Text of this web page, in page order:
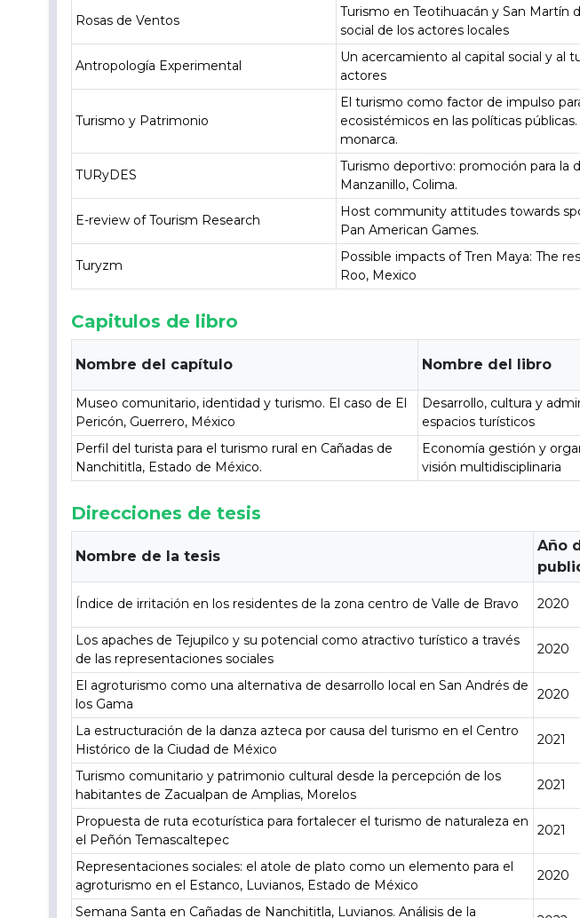
Rosas de Ventos
Turismo en Teotihuacán y San Martín
social de los actores locales
Antropología Experimental
Un acercamiento al capital social y al
actores
Turismo y Patrimonio
El turismo como factor de impulso
ecosistémicos en las políticas
monarca.
TURyDES
Turismo deportivo: promoción para la
Manzanillo, Colima.
E-review of Tourism Research
Host community attitudes towards
Pan American Games.
Turyzm
Possible impacts of Tren Maya: The
Roo, Mexico
Capitulos de libro
Nombre del capítulo Nombre del libro
Museo comunitario, identidad y turismo. El caso de El
Pericón, Guerrero, México
Desarrollo, cultura y
espacios turísticos
Perfil del turista para el turismo rural en Cañadas de
Nanchititla, Estado de México.
Economía gestión y
visión multidisciplinaria
Direcciones de tesis
Nombre de la tesis
Año
Índice de irritación en los residentes de la zona centro de Valle de Bravo 2020
Los apaches de Tejupilco y su potencial como atractivo turístico a través
de las representaciones sociales
2020
El agroturismo como una alternativa de desarrollo local en San Andrés de
los Gama
2020
La estructuración de la danza azteca por causa del turismo en el Centro
Histórico de la Ciudad de México
2021
Turismo comunitario y patrimonio cultural desde la percepción de los
habitantes de Zacualpan de Amplias, Morelos
2021
Propuesta de ruta ecoturística para fortalecer el turismo de naturaleza en
el Peñón Temascaltepec
2021
Representaciones sociales: el atole de plato como un elemento para el
agroturismo en el Estanco, Luvianos, Estado de México
2020
Semana Santa en Cañadas de Nanchititla, Luvianos. Análisis de la